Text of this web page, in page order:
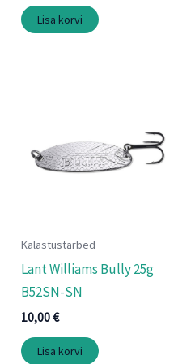
Lisa korvi
Kalastustarbed
Lant Williams Bully 25g
B52SN-SN
10,00€
Lisa korvi